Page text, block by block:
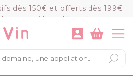
dès 150€ et offerts dès 199€
France métropolitaine)
×
COMMANDER
cookies